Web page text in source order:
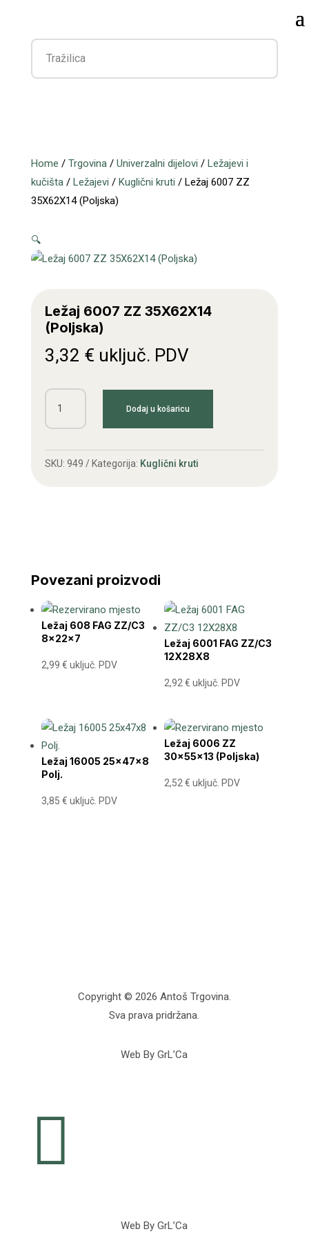
Home / Trgovina/ Univerzalni dijelovi / Ležajevi i
kučišta/ Ležajevi / Kuglični kruti / Ležaj 6007 ZZ
35X62X14 (Poljska)
🔍
Ležaj 6007 ZZ 35X62X14
(Poljska)
3,32 € uključ. PDV
Ležaj
6007
35X62X14
(Poljska)
Dodaj u košaricu
SKU: 949 Kategorija: Kuglični kruti
Povezani proizvodi
Ležaj 608 FAG ZZ/C3
8x22x7
2,99 € uključ. PDV
Ležaj 6001 FAG ZZ/C3
12X28X8
2,92€ uključ. PDV
Ležaj 16005 25x47x8
Polj.
3,85 € uključ. PDV
Ležaj 6006 ZZ
30x55x13 (Poljska)
2,52€ uključ. PDV
Copyright © 2026 Antoš Trgovina.
Sva prava pridržana.
Web By GrL’Ca

Web By GrL’Ca